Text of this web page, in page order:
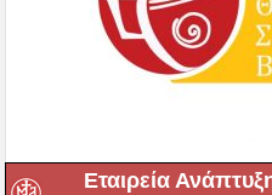
Εταιρεία